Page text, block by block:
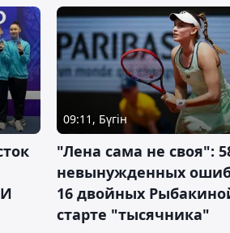
09:11, Бүгін
"Лена сама не своя":
невынужденных
16 двойных
старте "тысячника"